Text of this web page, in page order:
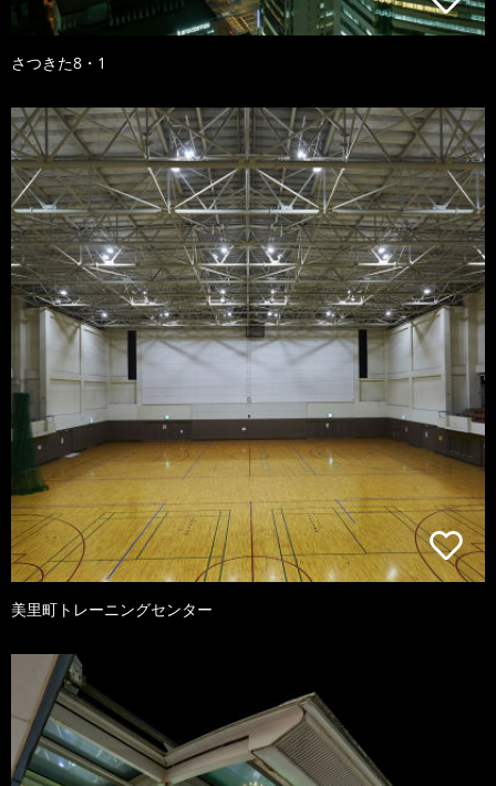
さつきた8・1
美里町トレーニングセンター